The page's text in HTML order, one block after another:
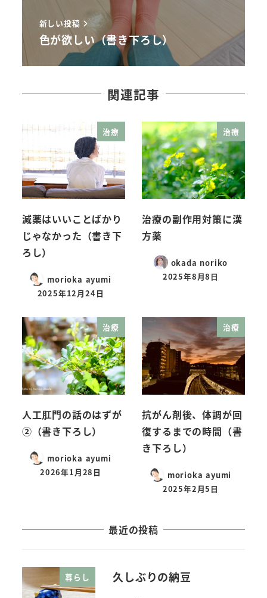
新しい投稿
色が欲しい（書き下ろし）
関連記事
治療
減薬はいいことばかり
じゃなかった（書き下
ろし）
morioka ayumi
2025年12月24日
治療
治療の副作用対策に漢
方薬
okada noriko
2025年8月8日
治療
人工肛門の話のはずが
②（書き下ろし）
morioka ayumi
2026年1月28日
治療
抗がん剤後、体調が回
復するまでの時間（書
き下ろし）
morioka ayumi
2025年2月5日
最近の投稿
暮らし 久しぶりの納豆